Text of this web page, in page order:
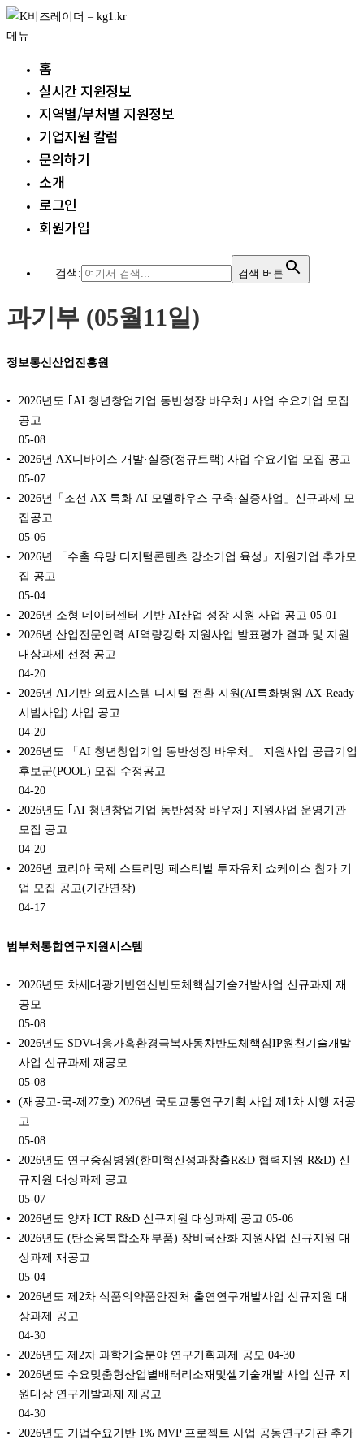
내
용
메뉴
홈
실시간 지원정보
지역별/부처별 지원정보
기업지원 칼럼
문의하기
소개
로그인
회원가입
검색: 검색 버튼
과기부 (05월11일)
정보통신산업진흥원
2026년도 ｢AI 청년창업기업 동반성장 바우처｣ 사업 수요기업 모집
공고
05-08
2026년 AX디바이스 개발·실증(정규트랙) 사업 수요기업 모집 공고
05-07
2026년「조선 AX 특화 AI 모델하우스 구축·실증사업」신규과제 모
집공고
05-06
2026년 「수출 유망 디지털콘텐츠 강소기업 육성」지원기업 추가모
집 공고
05-04
2026년 소형 데이터센터 기반 AI산업 성장 지원 사업 공고 05-01
2026년 산업전문인력 AI역량강화 지원사업 발표평가 결과 및 지원
대상과제 선정 공고
04-20
2026년 AI기반 의료시스템 디지털 전환 지원(AI특화병원 AX-Ready
시범사업) 사업 공고
04-20
2026년도 「AI 청년창업기업 동반성장 바우처」 지원사업 공급기업
후보군(POOL) 모집 수정공고
04-20
2026년도 ｢AI 청년창업기업 동반성장 바우처｣ 지원사업 운영기관
모집 공고
04-20
2026년 코리아 국제 스트리밍 페스티벌 투자유치 쇼케이스 참가 기
업 모집 공고(기간연장)
04-17
범부처통합연구지원시스템
2026년도 차세대광기반연산반도체핵심기술개발사업 신규과제 재
공모
05-08
2026년도 SDV대응가혹환경극복자동차반도체핵심IP원천기술개발
사업 신규과제 재공모
05-08
(재공고-국-제27호) 2026년 국토교통연구기획 사업 제1차 시행 재공
고
05-08
2026년도 연구중심병원(한미혁신성과창출R&D 협력지원 R&D) 신
규지원 대상과제 공고
05-07
2026년도 양자 ICT R&D 신규지원 대상과제 공고 05-06
2026년도 (탄소융복합소재부품) 장비국산화 지원사업 신규지원 대
상과제 재공고
05-04
2026년도 제2차 식품의약품안전처 출연연구개발사업 신규지원 대
상과제 공고
04-30
2026년도 제2차 과학기술분야 연구기획과제 공모 04-30
2026년도 수요맞춤형산업별배터리소재및셀기술개발 사업 신규 지
원대상 연구개발과제 재공고
04-30
2026년도 기업수요기반 1% MVP 프로젝트 사업 공동연구기관 추가